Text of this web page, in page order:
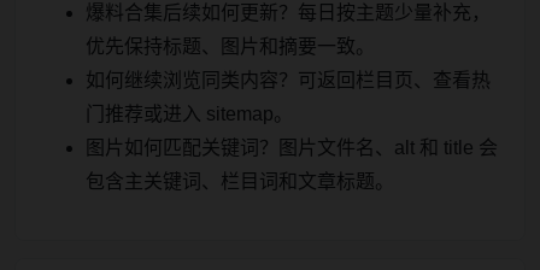
爆料合集后续如何更新？每日按主题少量补充，
优先保持标题、图片和摘要一致。
如何继续浏览同类内容？可返回栏目页、查看热
门推荐或进入 sitemap。
图片如何匹配关键词？图片文件名、alt 和 title 会
包含主关键词、栏目词和文章标题。